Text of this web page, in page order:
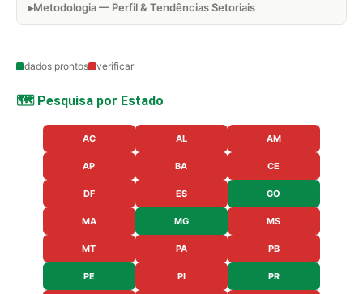
Metodologia — Perfil & Tendências Setoriais
dados prontos verificar
🗺️ Pesquisa por Estado
AC AL AM
AP BA CE
DF ES GO
MA MG MS
MT PA PB
PE PI PR